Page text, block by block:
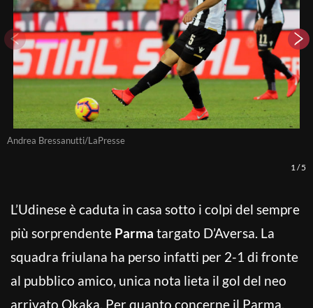
Andrea Bressanutti/LaPresse
1 /5
L’Udinese è caduta in casa sotto i colpi del sempre
più sorprendente Parma targato D’Aversa. La
squadra friulana ha perso infatti per 2-1 di fronte
al pubblico amico, unica nota lieta il gol del neo
arrivato Okaka. Per quanto concerne il Parma,